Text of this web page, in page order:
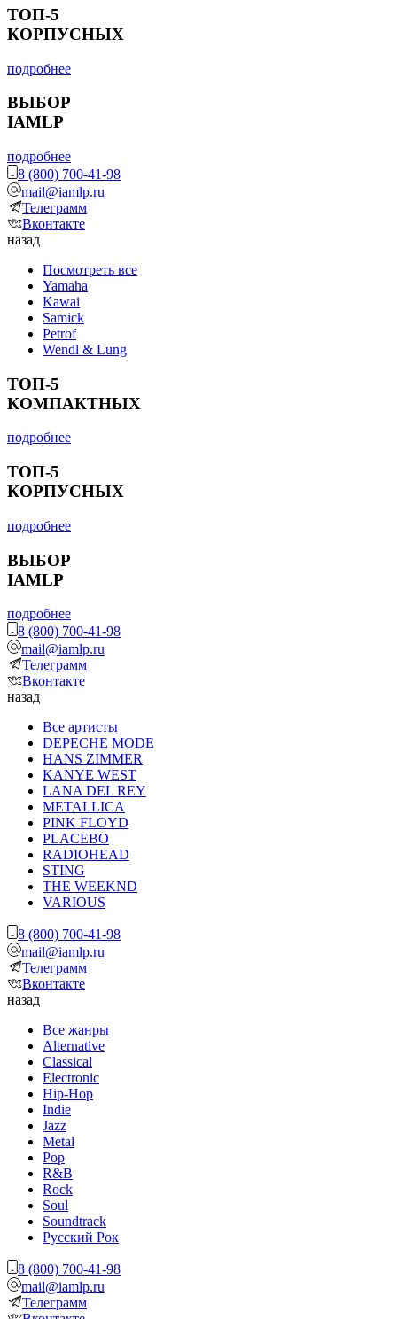
ТОП-5
КОРПУСНЫХ
подробнее
ВЫБОР
IAMLP
подробнее
8 (800) 700-41-98
mail@iamlp.ru
Телеграмм
Вконтакте
назад
Посмотреть все
Yamaha
Kawai
Samick
Petrof
Wendl & Lung
ТОП-5
КОМПАКТНЫХ
подробнее
ТОП-5
КОРПУСНЫХ
подробнее
ВЫБОР
IAMLP
подробнее
8 (800) 700-41-98
mail@iamlp.ru
Телеграмм
Вконтакте
назад
Все артисты
DEPECHE MODE
HANS ZIMMER
KANYE WEST
LANA DEL REY
METALLICA
PINK FLOYD
PLACEBO
RADIOHEAD
STING
THE WEEKND
VARIOUS
8 (800) 700-41-98
mail@iamlp.ru
Телеграмм
Вконтакте
назад
Все жанры
Alternative
Classical
Electronic
Hip-Hop
Indie
Jazz
Metal
Pop
R&B
Rock
Soul
Soundtrack
Русский Рок
8 (800) 700-41-98
mail@iamlp.ru
Телеграмм